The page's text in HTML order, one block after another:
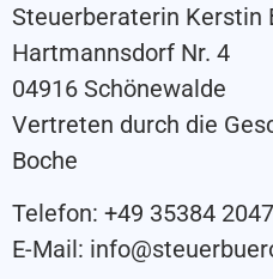
Steuerberaterin Kerstin
Hartmannsdorf Nr. 4
04916 Schönewalde
Vertreten durch die
Boche
Telefon: +49 35384
E-Mail: